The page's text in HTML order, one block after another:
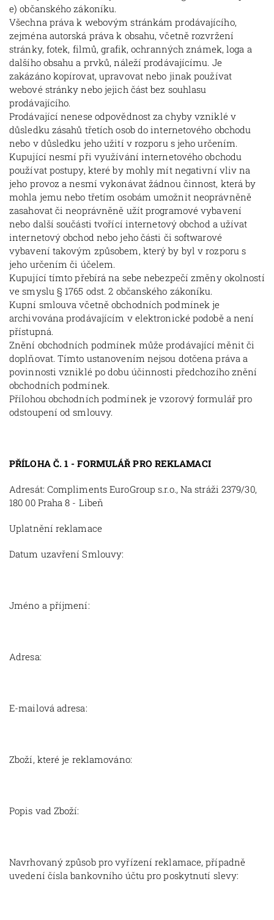
e) občanského zákoníku.
Všechna práva k webovým stránkám prodávajícího,
zejména autorská práva k obsahu, včetně rozvržení
stránky, fotek, filmů, grafik, ochranných známek, loga a
dalšího obsahu a prvků, náleží prodávajícímu. Je
zakázáno kopírovat, upravovat nebo jinak používat
webové stránky nebo jejich část bez souhlasu
prodávajícího.
Prodávající nenese odpovědnost za chyby vzniklé v
důsledku zásahů třetích osob do internetového obchodu
nebo v důsledku jeho užití v rozporu s jeho určením.
Kupující nesmí při využívání internetového obchodu
používat postupy, které by mohly mít negativní vliv na
jeho provoz a nesmí vykonávat žádnou činnost, která by
mohla jemu nebo třetím osobám umožnit neoprávněně
zasahovat či neoprávněně užít programové vybavení
nebo další součásti tvořící internetový obchod a užívat
internetový obchod nebo jeho části či softwarové
vybavení takovým způsobem, který by byl v rozporu s
jeho určením či účelem.
Kupující tímto přebírá na sebe nebezpečí změny okolností
ve smyslu § 1765 odst. 2 občanského zákoníku.
Kupní smlouva včetně obchodních podmínek je
archivována prodávajícím v elektronické podobě a není
přístupná.
Znění obchodních podmínek může prodávající měnit či
doplňovat. Tímto ustanovením nejsou dotčena práva a
povinnosti vzniklé po dobu účinnosti předchozího znění
obchodních podmínek.
Přílohou obchodních podmínek je vzorový formulář pro
odstoupení od smlouvy.
PŘÍLOHA Č. 1 - FORMULÁŘ PRO REKLAMACI
Adresát: Compliments EuroGroup s.r.o., Na stráži 2379/30,
180 00 Praha 8 - Libeň
Uplatnění reklamace
Datum uzavření Smlouvy:
Jméno a příjmení:
Adresa:
E-mailová adresa:
Zboží, které je reklamováno:
Popis vad Zboží:
Navrhovaný způsob pro vyřízení reklamace, případně
uvedení čísla bankovního účtu pro poskytnutí slevy: